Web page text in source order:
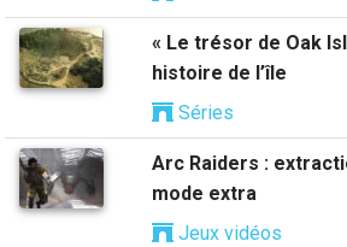
« Le trésor de Oak
histoire de l’île
Séries
Arc Raiders :
mode extra
Jeux vidéos